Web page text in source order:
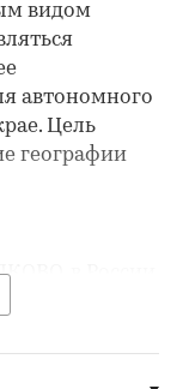
видом
автономного
Цель
географии
в России
РАН, для